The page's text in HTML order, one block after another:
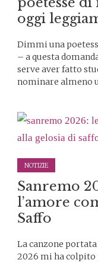
oggi
Dimmi una
– a questa
serve aver fatto
nominare almeno
NOTIZIE
Sanremo
l’amore
Saffo
La canzone
2026 mi ha colpito